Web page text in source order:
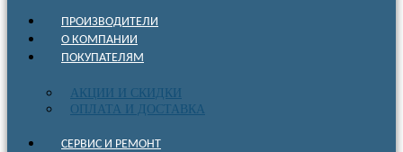
ПРОИЗВОДИТЕЛИ
О КОМПАНИИ
ПОКУПАТЕЛЯМ
АКЦИИ И СКИДКИ
ОПЛАТА И ДОСТАВКА
СЕРВИС И РЕМОНТ